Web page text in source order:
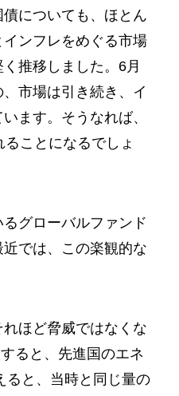
についても、ほとん
ンフレをめぐる市場
推移しました。6月
市場は引き続き、イ
ます。そうなれば、
ることになるでしょ
グローバルファンド
では、この楽観的な
ほど脅威ではなくな
ると、先進国のエネ
ると、当時と同じ量の